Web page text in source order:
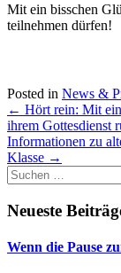
Mit ein bisschen
teilnehmen dürfen!
Posted in News &
Post
navigation
← Hört rein: Mit
ihrem Gottesdienst
Informationen zu
Klasse →
Suchen
nach:
Neueste
Wenn die Pause